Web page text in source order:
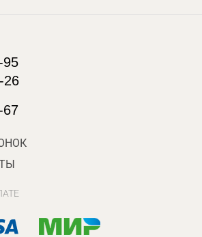
95
26
67